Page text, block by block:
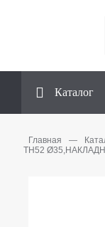
Каталог
Главная —
TH52